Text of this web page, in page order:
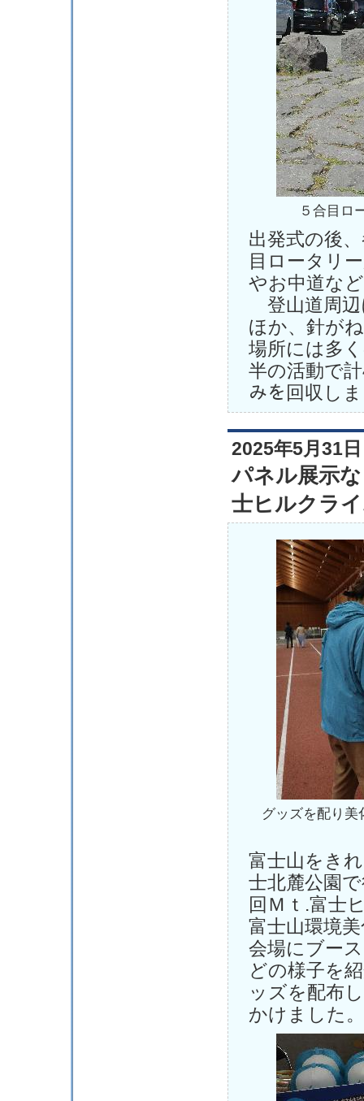
５合目ロ
出発式の後
目ロータリ
やお中道な
登山道周辺
ほか、針が
場所には多
半の活動で
みを回収し
2025年5月31日
パネル展示
士ヒルクラ
グッズを配り
富士山をき
士北麓公園
回Ｍｔ.富士
富士山環境
会場にブー
どの様子を
ッズを配布
かけました。